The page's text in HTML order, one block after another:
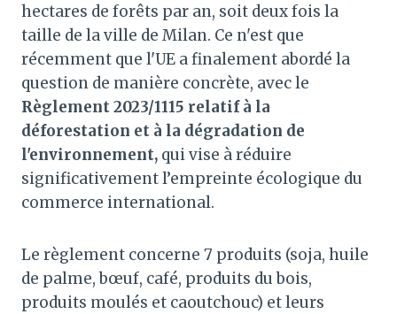
hectares de forêts par an, soit deux fois la
taille de la ville de Milan. Ce n'est que
récemment que l'UE a finalement abordé la
question de manière concrète, avec le
Règlement 2023/1115 relatif à la
déforestation et à la dégradation de
l'environnement, qui vise à réduire
significativement l’empreinte écologique du
commerce international.
Le règlement concerne 7 produits (soja, huile
de palme, bœuf, café, produits du bois,
produits moulés et caoutchouc) et leurs